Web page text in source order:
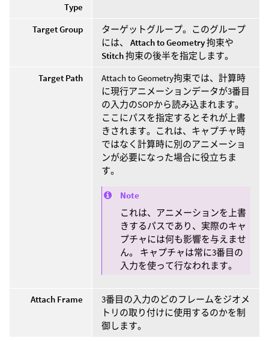
Type
Target Group
ターゲットグループ。このグループ
には、 Attach to Geometry拘束や
Stitch拘束の後半を指定します。
Target Path
Attach to Geometry拘束では、計算時
に現行アニメーションデータが3番目
の入力のSOPから読み込まれます。
ここにパスを指定するとそれが上書
きされます。これは、キャプチャ時
ではなく計算時に別のアニメーショ
ンが必要になった場合に役立ちま
す。
Note
これは、アニメーションを上書
きするパスであり、実際のキャ
プチャには何も影響を与えませ
ん。 キャプチャは常に3番目の
入力を使って行なわれます。
Attach Frame
3番目の入力のどのフレームをジオメ
トリの取り付けに使用するのかを制
御します。